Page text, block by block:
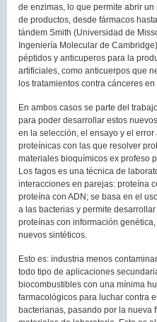
de enzimas, lo que permite abrir
de productos, desde fármacos
tándem Smith (Universidad de
Ingeniería Molecular de
péptidos y anticuperos para la
artificiales, como anticuerpos que
los tratamientos contra cánceres en
En ambos casos se parte del
para poder desarrollar estos
en la selección, el ensayo y el
proteínicas con las que resolver
materiales bioquímicos ex profeso
Los fagos es una técnica de
interacciones en parejas: proteína
proteína con ADN; se basa en el
a las bacterias y permite
proteínas con información
nuevos sintéticos.
Esto es: industria menos
todo tipo de aplicaciones
biocombustibles con una mínima
farmacológicos para luchar contra
bacterianas, pasando por la nueva